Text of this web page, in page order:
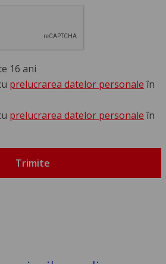
16 ani
prelucrarea datelor personale în
prelucrarea datelor personale în
Trimite